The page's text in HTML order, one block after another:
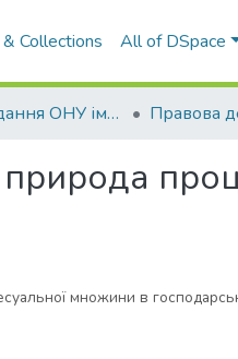
Collections All of DSpace
Наукові видання ОНУ імені І. І. Мечникова Правова
множини в